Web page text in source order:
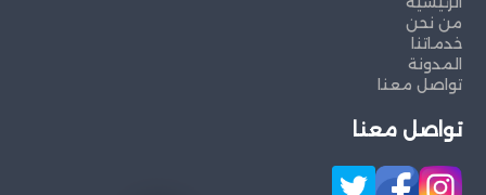
من نحن
خدماتنا
المدونة
تواصل معنا
تواصل معنا